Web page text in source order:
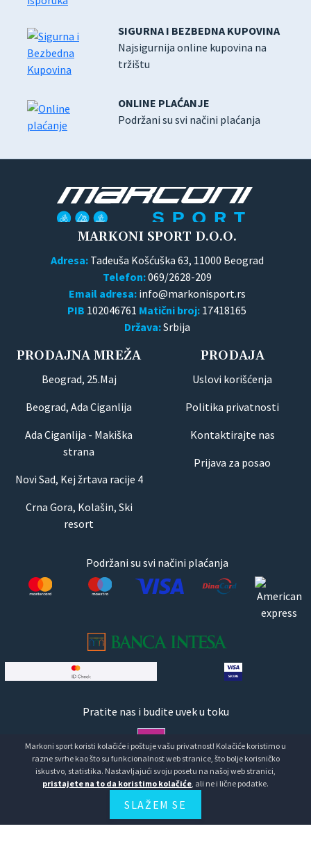
SIGURNA I BEZBEDNA KUPOVINA
Najsigurnija online kupovina na
tržištu
ONLINE PLAĆANJE
Podržani su svi načini plaćanja
MARKONI SPORT D.O.O.
Adresa:Tadeuša Košćuška 63, 11000 Beograd
Telefon:069/2628-209
Email adresa:
PIB 102046761 Matični broj: 17418165
Država:Srbija
PRODAJNA MREŽA
Beograd, 25.Maj
Beograd, Ada Ciganlija
Ada Ciganlija - Makiška
strana
Novi Sad, Kej žrtava racije 4
Crna Gora, Kolašin, Ski
resort
PRODAJA
Uslovi korišćenja
Politika privatnosti
Kontaktirajte nas
Prijava za posao
Podržani su svi načini plaćanja
Pratite nas i budite uvek u toku
Copyright © Markoni Sport doo Markoni sport.Sva prava
Markoni sport koristi kolačiće i poštuje vašu privatnost! Kolačiće koristimo u
razne svrhe kao što su funkcionalnost web stranice, što bolje korisničko
iskustvo, statistika. Nastavljajući svoju posetu na našoj web stranici,
pristajete na to da koristimo kolačiće, ali ne i lične podatke.
SLAŽEM SE